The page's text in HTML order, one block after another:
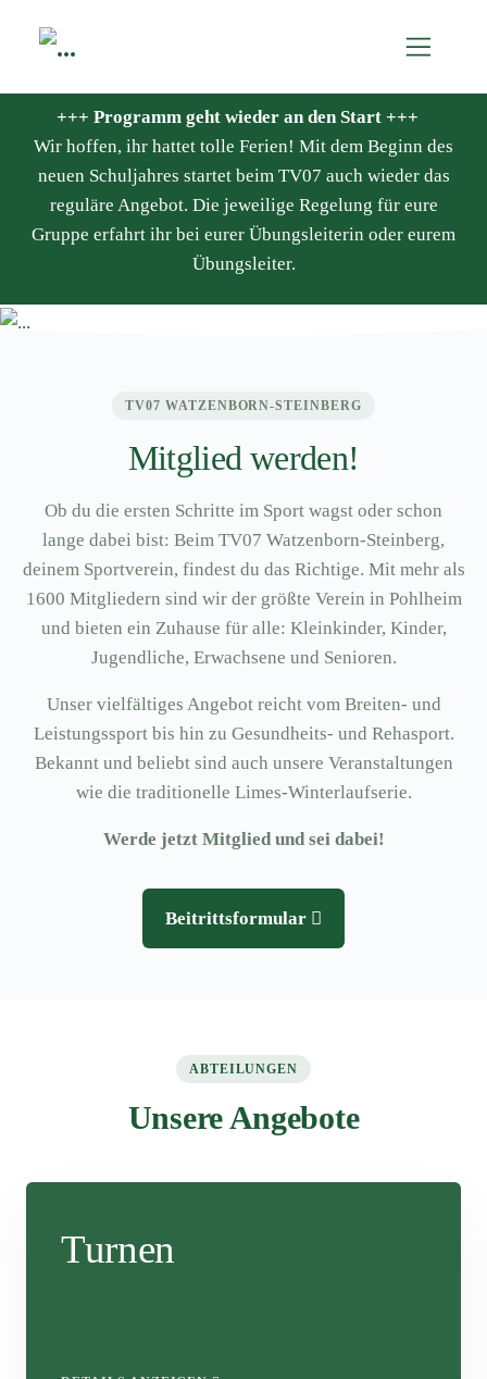
+++ Programm geht wieder an den Start +++
Wir hoffen, ihr hattet tolle Ferien! Mit dem Beginn des
neuen Schuljahres startet beim TV07 auch wieder das
reguläre Angebot. Die jeweilige Regelung für eure
Gruppe erfahrt ihr bei eurer Übungsleiterin oder eurem
Übungsleiter.
TV07 WATZENBORN-STEINBERG
Mitglied werden!
Ob du die ersten Schritte im Sport wagst oder schon
lange dabei bist: Beim TV07 Watzenborn-Steinberg,
deinem Sportverein, findest du das Richtige. Mit mehr als
1600 Mitgliedern sind wir der größte Verein in Pohlheim
und bieten ein Zuhause für alle: Kleinkinder, Kinder,
Jugendliche, Erwachsene und Senioren.
Unser vielfältiges Angebot reicht vom Breiten- und
Leistungssport bis hin zu Gesundheits- und Rehasport.
Bekannt und beliebt sind auch unsere Veranstaltungen
wie die traditionelle Limes-Winterlaufserie.
Werde jetzt Mitglied und sei dabei!
Beitrittsformular
ABTEILUNGEN
Unsere Angebote
Turnen